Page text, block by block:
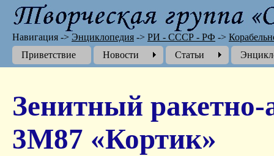
Зенитный
3М87 «Кортик»
Навигация -> Энциклопедия -> РИ - СССР - РФ ->
Приветствие
Новости Cтатьи